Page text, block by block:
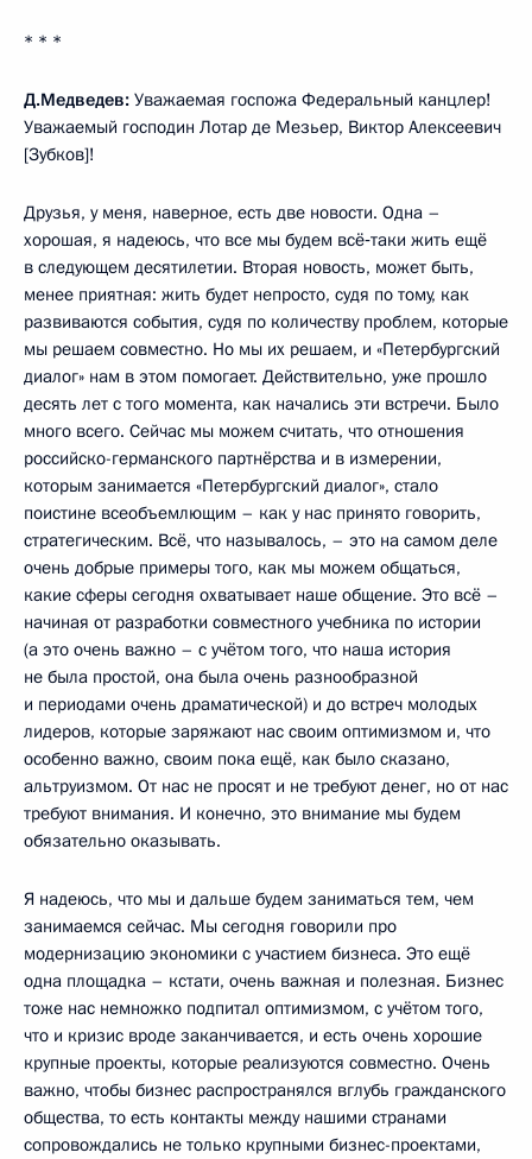
* * *
Д.Медведев: Уважаемая госпожа Федеральный канцлер!
Уважаемый господин Лотар де Мезьер, Виктор Алексеевич
[Зубков]!
Друзья, у меня, наверное, есть две новости. Одна –
хорошая, я надеюсь, что все мы будем всё‑таки жить ещё
в следующем десятилетии. Вторая новость, может быть,
менее приятная: жить будет непросто, судя по тому, как
развиваются события, судя по количеству проблем, которые
мы решаем совместно. Но мы их решаем, и «Петербургский
диалог» нам в этом помогает. Действительно, уже прошло
десять лет с того момента, как начались эти встречи. Было
много всего. Сейчас мы можем считать, что отношения
российско-германского партнёрства и в измерении,
которым занимается «Петербургский диалог», стало
поистине всеобъемлющим – как у нас принято говорить,
стратегическим. Всё, что называлось, – это на самом деле
очень добрые примеры того, как мы можем общаться,
какие сферы сегодня охватывает наше общение. Это всё –
начиная от разработки совместного учебника по истории
(а это очень важно – с учётом того, что наша история
не была простой, она была очень разнообразной
и периодами очень драматической) и до встреч молодых
лидеров, которые заряжают нас своим оптимизмом и, что
особенно важно, своим пока ещё, как было сказано,
альтруизмом. От нас не просят и не требуют денег, но от нас
требуют внимания. И конечно, это внимание мы будем
обязательно оказывать.
Я надеюсь, что мы и дальше будем заниматься тем, чем
занимаемся сейчас. Мы сегодня говорили про
модернизацию экономики с участием бизнеса. Это ещё
одна площадка – кстати, очень важная и полезная. Бизнес
тоже нас немножко подпитал оптимизмом, с учётом того,
что и кризис вроде заканчивается, и есть очень хорошие
крупные проекты, которые реализуются совместно. Очень
важно, чтобы бизнес распространялся вглубь гражданского
общества, то есть контакты между нашими странами
сопровождались не только крупными бизнес-проектами,